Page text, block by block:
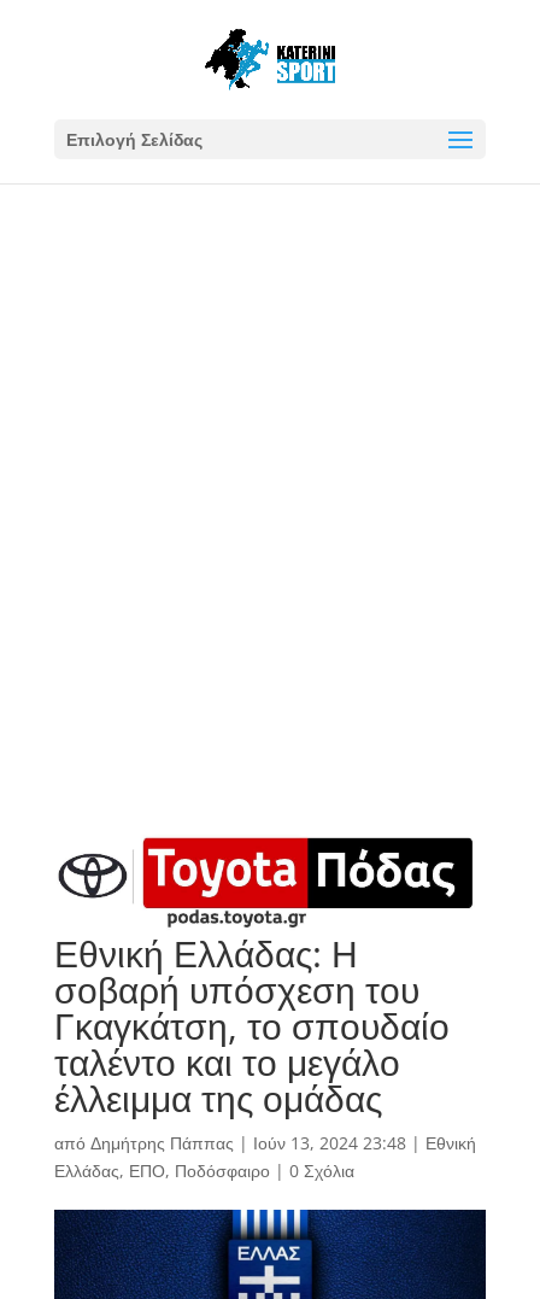
Επιλογή Σελίδας
Εθνική Ελλάδας: Η
σοβαρή υπόσχεση του
Γκαγκάτση, το σπουδαίο
ταλέντο και το μεγάλο
έλλειμμα της ομάδας
από Δημήτρης Πάππας | Ιούν 13, 2024 23:48| Εθνική
Ελλάδας, ΕΠΟ, Ποδόσφαιρο| 0 Σχόλια